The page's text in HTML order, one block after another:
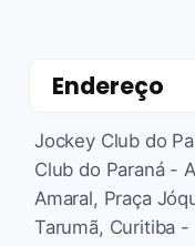
Endereço
Jockey Club do
Club do Paraná -
Amaral, Praça
Tarumã, Curitiba